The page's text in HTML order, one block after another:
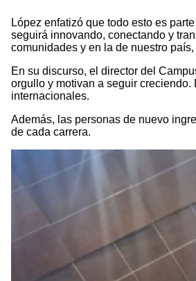
López enfatizó que todo esto es
seguirá innovando, conectando y
comunidades y en la de nuestro país,
En su discurso, el director del
orgullo y motivan a seguir
internacionales.
Además, las personas de nuevo
de cada carrera.